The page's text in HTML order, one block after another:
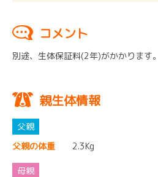
コメント
別途、生体保証料(2年)がかかります。
親生体情報
父親の体重 2.3Kg